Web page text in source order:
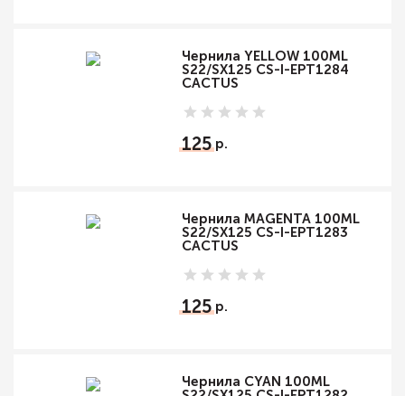
Чернила YELLOW 100ML
S22/SX125 CS-I-EPT1284
CACTUS
125
Чернила MAGENTA 100ML
S22/SX125 CS-I-EPT1283
CACTUS
125
Чернила CYAN 100ML